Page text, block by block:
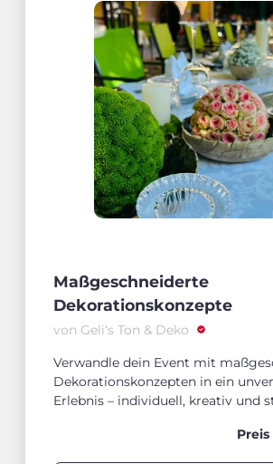
Maßgeschneiderte
Dekorationskonzepte
von Geli‘s Ton & Deko
Verwandle dein Event mit
Dekorationskonzepten in ein
Erlebnis – individuell, kreativ und